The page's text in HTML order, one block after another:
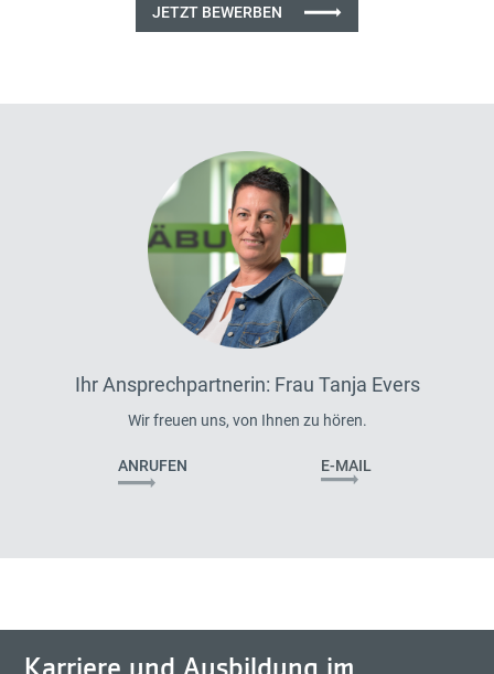
JETZT BEWERBEN
Ihr Ansprechpartnerin: Frau Tanja Evers
Wir freuen uns, von Ihnen zu hören.
ANRUFEN E-MAIL